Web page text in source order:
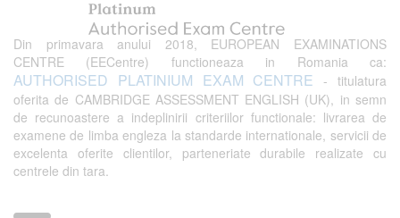
Din primavara anului 2018, EUROPEAN EXAMINATIONS
CENTRE (EECentre) functioneaza in Romania ca:
AUTHORISED PLATINIUM EXAM CENTRE - titulatura
oferita de CAMBRIDGE ASSESSMENT ENGLISH (UK), in semn
de recunoastere a indeplinirii criteriilor functionale: livrarea de
examene de limba engleza la standarde internationale, servicii de
excelenta oferite clientilor, parteneriate durabile realizate cu
centrele din tara.